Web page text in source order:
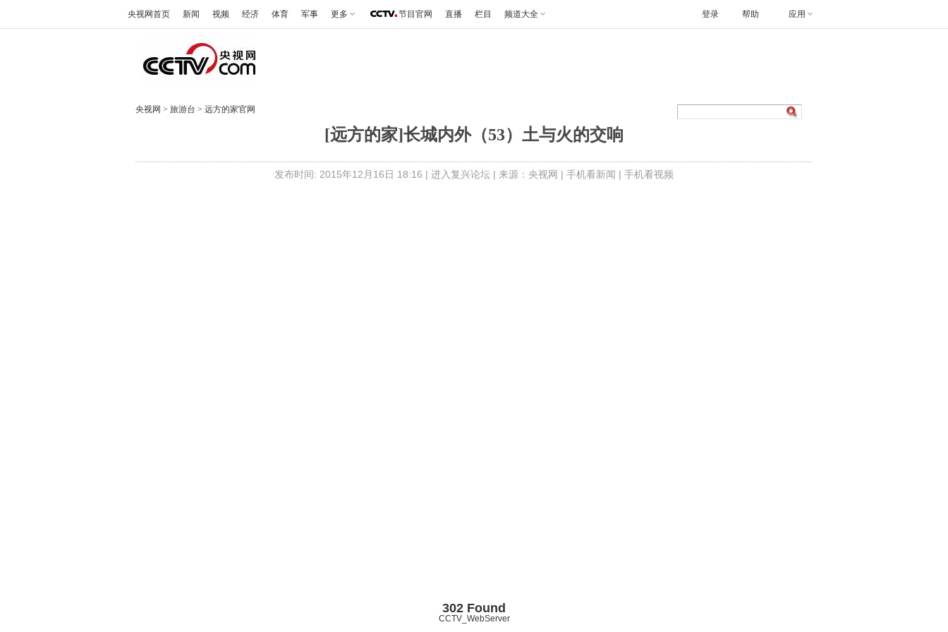
央视网首页 新闻 视频 经济 体育 军事 更多 节目官网 直播 栏目 频道大全 帮助 应用
登录
央视网 > 旅游台 > 远方的家官网
[远方的家]长城内外（53）土与火的交响
发布时间: 2015年12月16日 18:16 | 进入复兴论坛 | 来源：央视网 | 手机看新闻 | 手机看视频
302 Found
CCTV_WebServer